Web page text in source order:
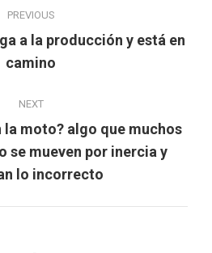
PREVIOUS
Previous
post:
a la producción y está en
camino
NEXT
Next
post:
moto? algo que muchos
se mueven por inercia y
lo incorrecto